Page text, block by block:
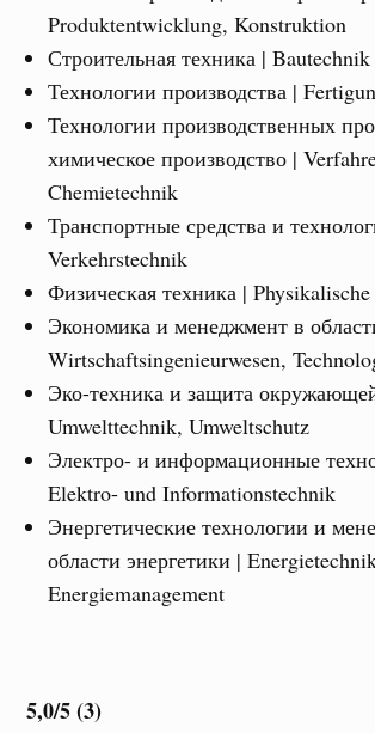
Produktentwicklung, Konstruktion
Строительная техника | Bautechnik
Технологии производства |
Технологии производственных
химическое производство |
Chemietechnik
Транспортные средства и
Verkehrstechnik
Физическая техника |
Экономика и менеджмент в
Wirtschaftsingenieurwesen,
Эко-техника и защита
Umwelttechnik, Umweltschutz
Электро- и информационные
Elektro- und Informationstechnik
Энергетические технологии и
области энергетики |
Energiemanagement
5,0/5 (3)